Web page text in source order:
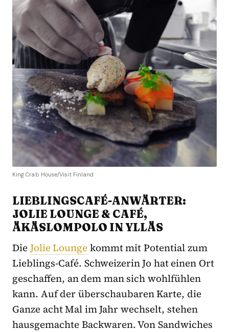
King Crab House/Visit Finland
LIEBLINGSCAFÉ-ANWÄRTER:
JOLIE LOUNGE & CAFÉ,
ÄKÄSLOMPOLO IN YLLÄS
DieJolie Loungekommt mit Potential zum
Lieblings-Café. Schweizerin Jo hat einen Ort
geschaffen, an dem man sich wohlfühlen
kann. Auf der überschaubaren Karte, die
Ganze acht Mal im Jahr wechselt, stehen
hausgemachte Backwaren. Von Sandwiches